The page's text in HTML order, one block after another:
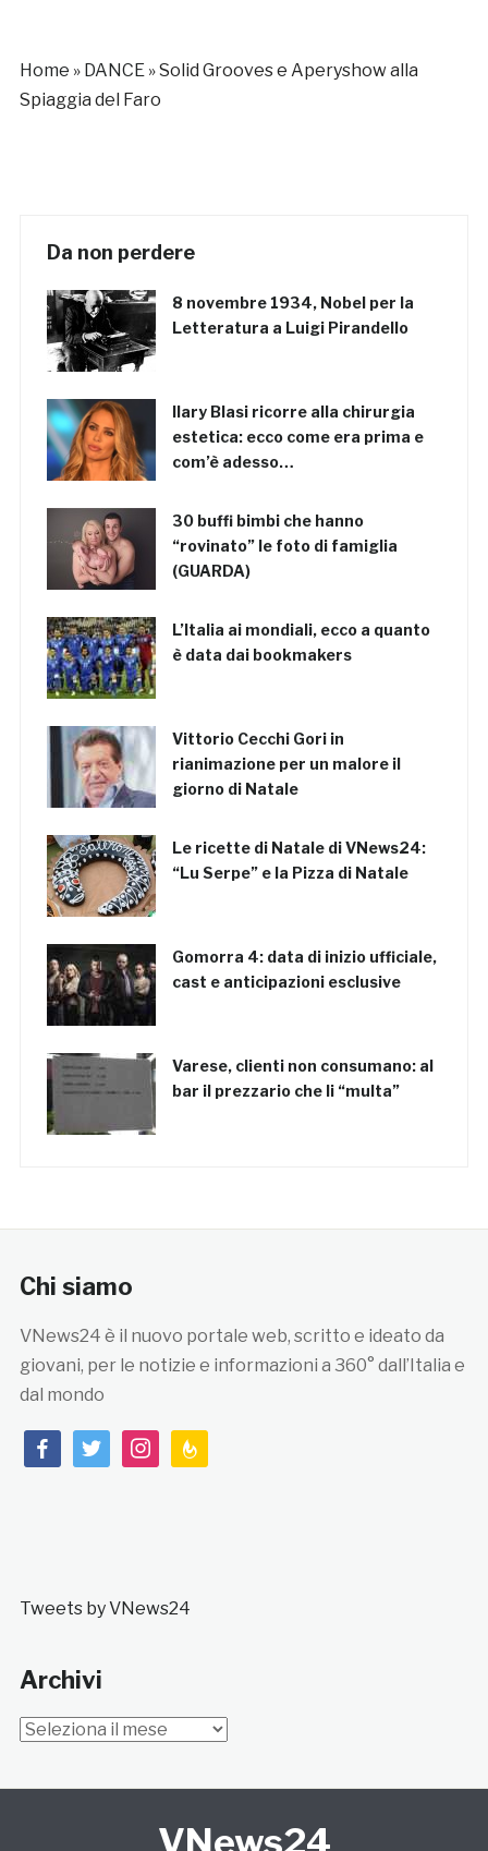
Home » DANCE»Solid Grooves e Aperyshow alla
Spiaggia del Faro
Da non perdere
8 novembre 1934, Nobel per la
Letteratura a Luigi Pirandello
Ilary Blasi ricorre alla chirurgia
estetica: ecco come era prima e
com’è adesso…
30 buffi bimbi che hanno
“rovinato” le foto di famiglia
(GUARDA)
L’Italia ai mondiali, ecco a quanto
è data dai bookmakers
Vittorio Cecchi Gori in
rianimazione per un malore il
giorno di Natale
Le ricette di Natale di VNews24:
“Lu Serpe” e la Pizza di Natale
Gomorra 4: data di inizio ufficiale,
cast e anticipazioni esclusive
Varese, clienti non consumano: al
bar il prezzario che li “multa”
Chi siamo
VNews24 è il nuovo portale web, scritto e ideato da
giovani, per le notizie e informazioni a 360° dall’Italia e
dal mondo
facebooktwitterinstagramfeedburner
Tweets by VNews24
Archivi
Archivi
VNews24